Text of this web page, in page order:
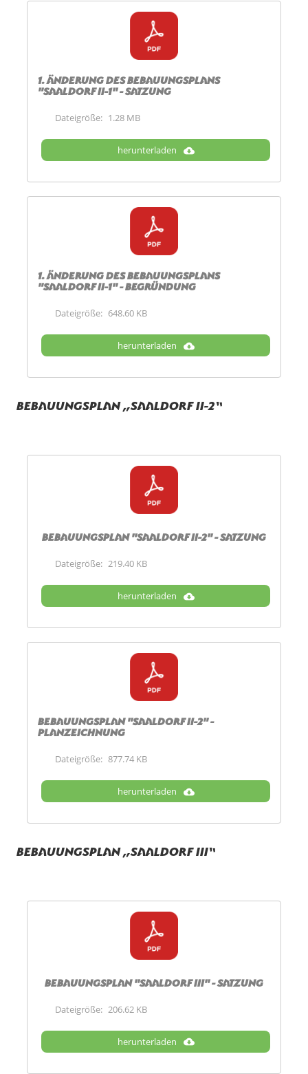
1. Änderung des Bebauungsplans
"Saaldorf II-1" - Satzung
Dateigröße: 1.28 MB
herunterladen
1. Änderung des Bebauungsplans
"Saaldorf II-1" - Begründung
Dateigröße: 648.60 KB
herunterladen
Bebauungsplan „Saaldorf II-2“
Bebauungsplan "Saaldorf II-2" - Satzung
Dateigröße: 219.40 KB
herunterladen
Bebauungsplan "Saaldorf II-2" -
Planzeichnung
Dateigröße: 877.74 KB
herunterladen
Bebauungsplan „Saaldorf III“
Bebauungsplan "Saaldorf III" - Satzung
Dateigröße: 206.62 KB
herunterladen